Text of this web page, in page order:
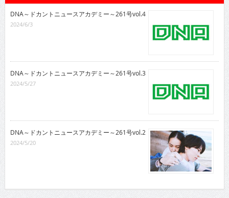
DNA～ドカントニュースアカデミー～261号vol.4
2024/6/3
DNA～ドカントニュースアカデミー～261号vol.3
2024/5/27
DNA～ドカントニュースアカデミー～261号vol.2
2024/5/20